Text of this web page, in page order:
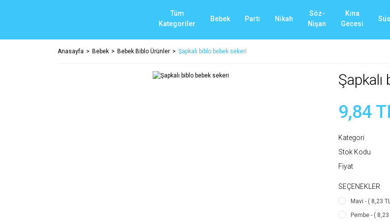
Tüm
Kategoriler
Bebek Parti Nikah
Söz-
Nişan
Kına
Gecesi
Anasayfa Bebek Bebek Biblo Ürünler Şapkalı biblo bebek sekeri
9,84
Kategori
Stok Kodu
Fiyat
SEÇENEKLER
Mavi - ( 8,23
Pembe - ( 8,23